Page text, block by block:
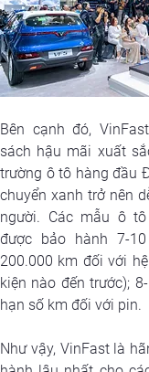
Bên cạnh đó,
sách hậu mãi xuất
trường ô tô hàng đầu
chuyển xanh trở nên
người. Các mẫu ô
được bảo hành 7-
200.000 km đối với
kiện nào đến trước);
hạn số km đối với pin.
Như vậy, VinFast là